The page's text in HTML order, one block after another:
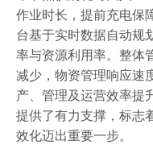
作业时长，提前充电保
台基于实时数据自动规
率与资源利用率。整体
减少，物资管理响应速
产、管理及运营效率提
提供了有力支撑，标志
效化迈出重要一步。